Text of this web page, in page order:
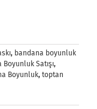
, bandana boyunluk
Boyunluk Satışı,
Boyunluk, toptan